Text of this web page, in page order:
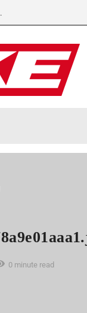
Turner, klar för GGN
0 minute read